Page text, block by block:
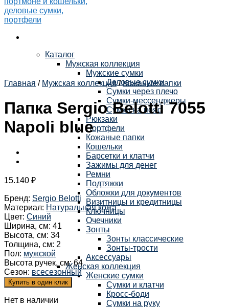
Каталог
Мужская коллекция
Мужские сумки
Деловые сумки
Сумки через плечо
Сумки-мессенджеры
Сумки на пояс
Рюкзаки
Портфели
Кожаные папки
Кошельки
Барсетки и клатчи
Зажимы для денег
Ремни
Подтяжки
Обложки для документов
Визитницы и кредитницы
Ключницы
Очечники
Зонты
Зонты классические
Зонты-трости
Аксессуары
Женская коллекция
Женские сумки
Сумки и клатчи
Кросс-боди
Сумки на руку
Главная / Мужская коллекция / Кожаные папки
Папка Sergio Belotti 7055
Napoli blue
15.140 ₽
Бренд: Sergio Belotti
Материал: Натуральная кожа
Цвет: Синий
Ширина, см: 41
Высота, см: 34
Толщина, см: 2
Пол: мужской
Высота ручек, см:64
Сезон: всесезонный
Купить в один клик
Нет в наличии